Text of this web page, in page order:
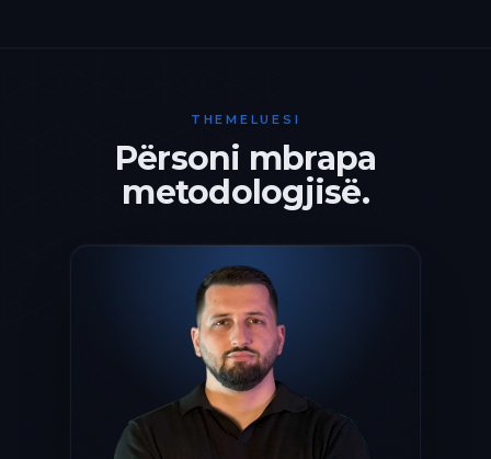
THEMELUESI
Përsoni mbrapa
metodologjisë.